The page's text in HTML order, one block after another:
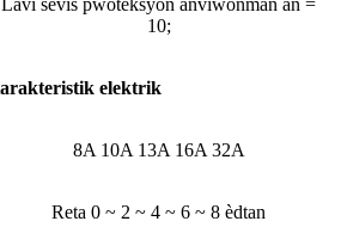
Lavi sèvis pwoteksyon anviwònman an =
10;
elektrik
8A 10A 13A 16A 32A
Reta 0 ~ 2 ~ 4 ~ 6 ~ 8 èdtan